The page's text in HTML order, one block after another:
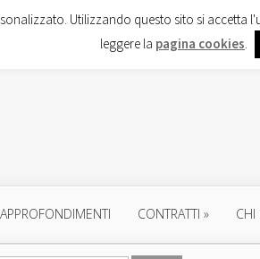
APPROFONDIMENTI CONTRATTI » CHI
Utilizzando questo sito si
leggere la pagina cookies.